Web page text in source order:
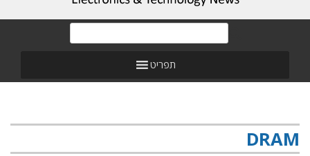
תפריט
DRAM